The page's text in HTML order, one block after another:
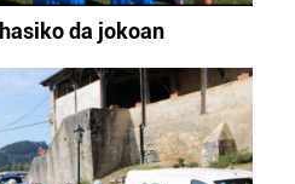
da jokoan